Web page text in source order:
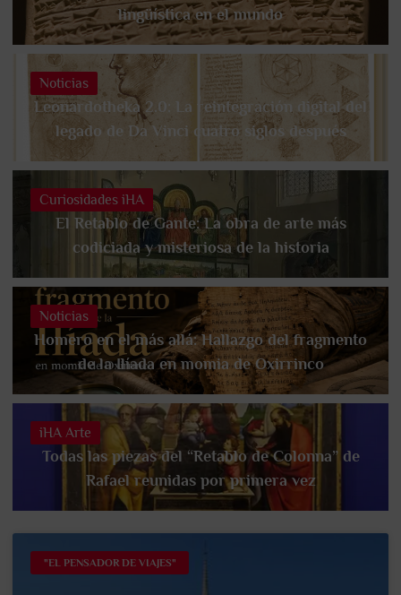
lingüística en el mundo
Noticias
Leonardotheka 2.0: La reintegración digital del
legado de Da Vinci cuatro siglos después
Curiosidades iHA
El Retablo de Gante: La obra de arte más
codiciada y misteriosa de la historia
Noticias
Homero en el más allá: Hallazgo del fragmento
de la Ilíada en momia de Oxirrinco
iHA Arte
Todas las piezas del “Retablo de Colonna” de
Rafael reunidas por primera vez
"EL PENSADOR DE VIAJES"